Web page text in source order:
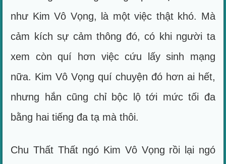
như Kim Vô Vọng, là một việc thật khó. Mà
cảm kích sự cảm thông đó, có khi người ta
xem còn quí hơn việc cứu lấy sinh mạng
nữa. Kim Vô Vọng quí chuyện đó hơn ai hết,
nhưng hắn cũng chỉ bộc lộ tới mức tối đa
bằng hai tiếng đa tạ mà thôi.
Chu Thất Thất ngó Kim Vô Vọng rồi lại ngó